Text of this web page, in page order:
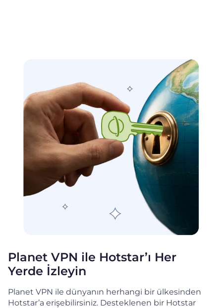
Planet VPN ile Hotstar’ı Her
Yerde İzleyin
Planet VPN ile dünyanın herhangi bir ülkesinden
Hotstar’a erişebilirsiniz. Desteklenen bir Hotstar